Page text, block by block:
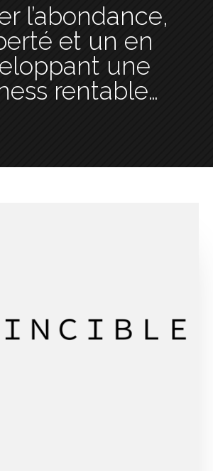
l’abondance,
et un en
une
rentable…